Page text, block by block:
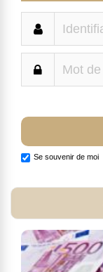
Se souvenir de moi